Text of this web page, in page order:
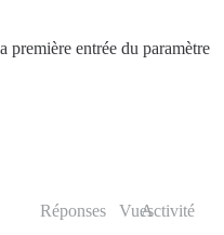
première entrée du paramètre
Réponses VuesActivité